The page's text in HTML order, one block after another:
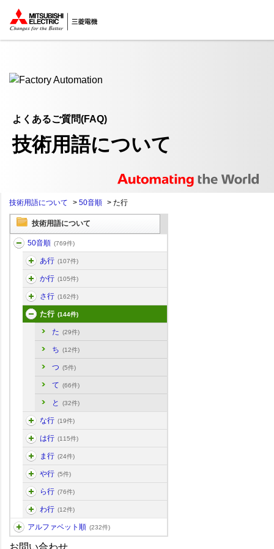
ここから本文
よくあるご質問(FAQ)
技術用語について
技術用語について > 50音順 > た行
技術用語について
50音順 (769件)
あ行 (107件)
か行 (105件)
さ行 (162件)
た行 (144件)
た (29件)
ち (12件)
つ (5件)
て (66件)
と (32件)
な行 (19件)
は行 (115件)
ま行 (24件)
や行 (5件)
ら行 (76件)
わ行 (12件)
アルファベット順 (232件)
お問い合わせ